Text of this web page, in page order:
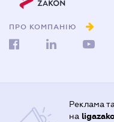
ПРО КОМПАНІЮ
Реклама
на